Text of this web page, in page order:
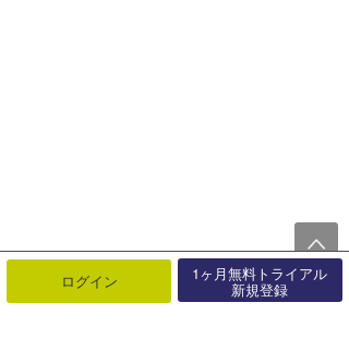
ログイン 1ヶ月無料トライアル
新規登録